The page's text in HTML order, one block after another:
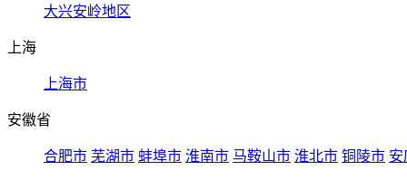
大兴安岭地区
上海
上海市
安徽省
合肥市 芜湖市 蚌埠市 淮南市 马鞍山市 淮北市 铜陵市 安